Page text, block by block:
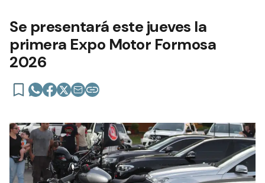
Se presentará este jueves la
primera Expo Motor Formosa
2026